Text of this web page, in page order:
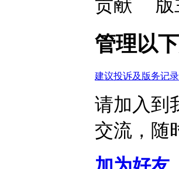
管理以
建议投诉及版务记
请加入到
交流，随